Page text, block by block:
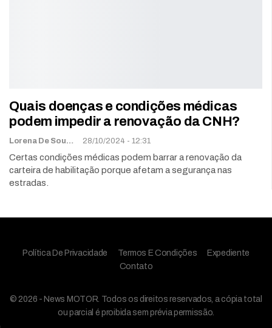
Quais doenças e condições médicas
podem impedir a renovação da CNH?
Lorena De Sousa 28/10/2024 - 12:31
Certas condições médicas podem barrar a renovação da
carteira de habilitação porque afetam a segurança nas
estradas.
Política De Privacidade Termos E Condições
Expediente
Contato
© 2026 - News MOTOR. Todos os direitos reservados, a cópia total
ou parcial é proibida sem prévia permissão.